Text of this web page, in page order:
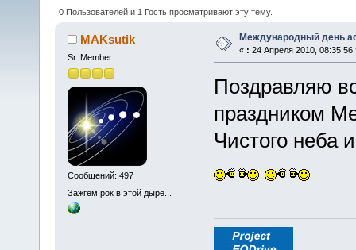
0 Пользователей и 1 Гость просматривают эту тему.
MAKsutik
Sr. Member
Сообщений: 497
Зажгем рок в этой дыре...
Международный день
« : 24 Апреля 2010, 08:35:56
Поздравляю
праздником
Чистого неба